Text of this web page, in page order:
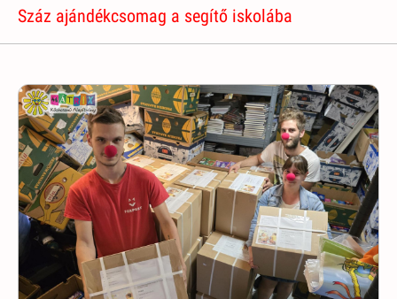
Száz ajándékcsomag a segítő iskolába